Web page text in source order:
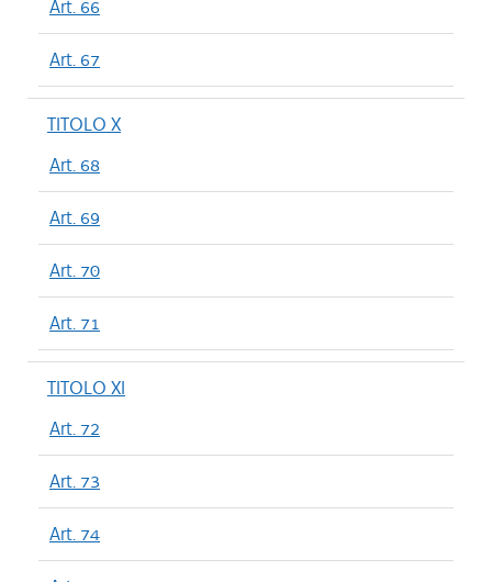
Art. 66
Art. 67
TITOLO X
Art. 68
Art. 69
Art. 70
Art. 71
TITOLO XI
Art. 72
Art. 73
Art. 74